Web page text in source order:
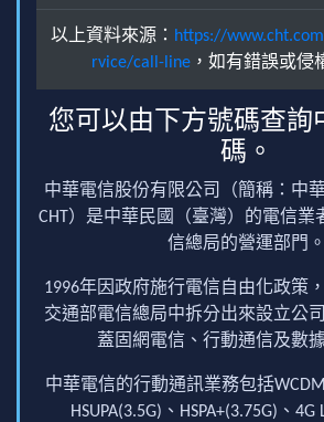
以上資料來源： https://
rvice/call-line ，如有錯誤或侵
您可以由下方號碼查詢
碼。
中華電信股份有限公司（簡稱：中
CHT）是中華民國（臺灣）的電信業
信總局的營運部門。
1996年因政府施行電信自由化政策
交通部電信總局中拆分出來設立公
蓋固網電信、行動通信及數
中華電信的行動通訊業務包括
HSUPA(3.5G)、HSPA+(3.75G)、4G